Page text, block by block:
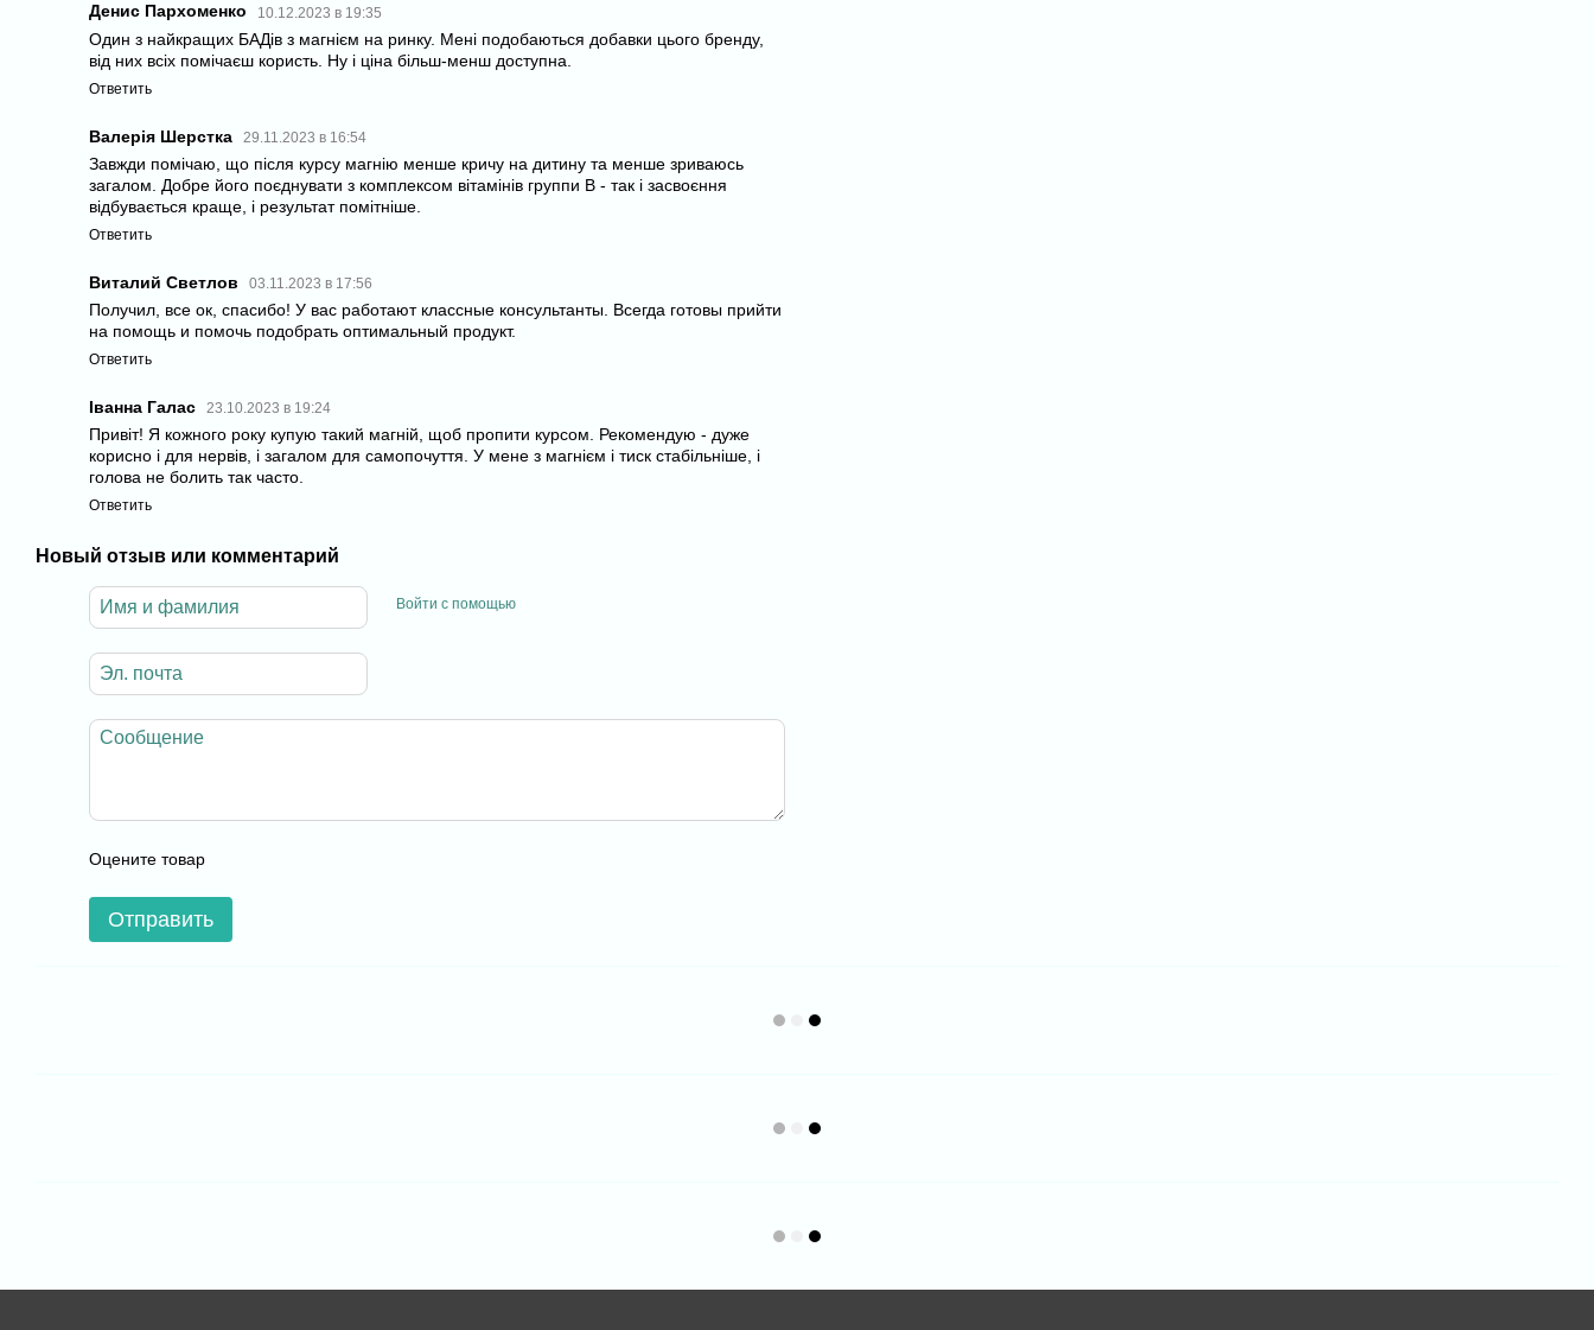
Денис Пархоменко 10.12.2023 в 19:35
Один з найкращих БАДів з магнієм на ринку. Мені подобаються добавки цього бренду,
від них всіх помічаєш користь. Ну і ціна більш-менш доступна.
Ответить
Валерія Шерстка 29.11.2023 в 16:54
Завжди помічаю, що після курсу магнію менше кричу на дитину та менше зриваюсь
загалом. Добре його поєднувати з комплексом вітамінів группи В - так і засвоєння
відбувається краще, і результат помітніше.
Ответить
Виталий Светлов 03.11.2023 в 17:56
Получил, все ок, спасибо! У вас работают классные консультанты. Всегда готовы прийти
на помощь и помочь подобрать оптимальный продукт.
Ответить
Іванна Галас 23.10.2023 в 19:24
Привіт! Я кожного року купую такий магній, щоб пропити курсом. Рекомендую - дуже
корисно і для нервів, і загалом для самопочуття. У мене з магнієм і тиск стабільніше, і
голова не болить так часто.
Ответить
Новый отзыв или комментарий
Войти с помощью
Оцените товар
Отправить